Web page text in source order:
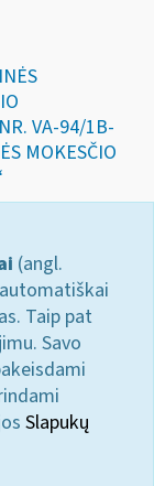
VA-94/1B-
MOKESČIO
(angl.
Taip pat
Savo
Slapukų